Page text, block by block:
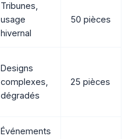
Tribunes,
usage
hivernal
50 pièces
Designs
complexes,
dégradés
25 pièces
Événements